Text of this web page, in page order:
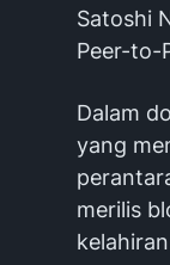
Satoshi
Peer-to-
Dalam
yang
merilis